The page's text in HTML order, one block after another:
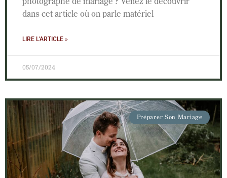
dans cet article où on parle matériel
LIRE L'ARTICLE »
05/07/2024
Préparer Son Mariage